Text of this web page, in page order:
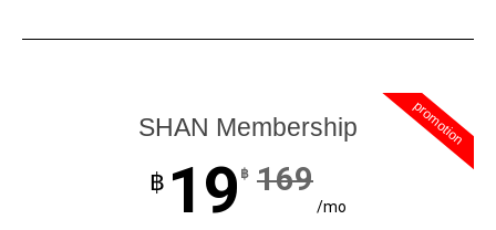
promotion
SHAN Membership
฿ 19 ฿ 169
/mo